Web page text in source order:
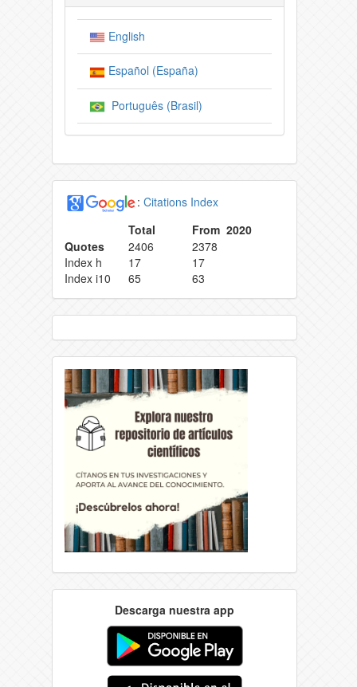
English
Español (España)
Português (Brasil)
: Citations Index
Total
From 2020
Quotes
2406
2378
Index h
17
17
Index i10
65 63
Descarga nuestra app